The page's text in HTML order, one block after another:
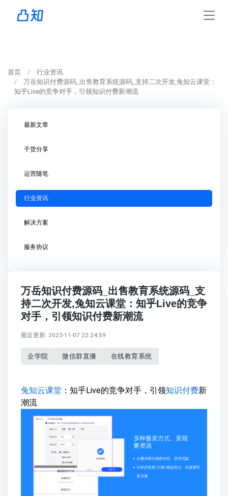
首页
行业资讯
万岳知识付费源码_出售教育系统源码_支持二次开发,兔知云课堂：
知乎Live的竞争对手，引领知识付费新潮流
最新文章
干货分享
运营随笔
行业资讯
解决方案
服务协议
万岳知识付费源码_出售教育系统源码_支
持二次开发,兔知云课堂：知乎Live的竞争
对手，引领知识付费新潮流
最近更新: 2023-11-07 22:24:59
企学院 微信群直播 在线教育系统
兔知云课堂 ：知乎Live的竞争对手，引领知识付费新
潮流